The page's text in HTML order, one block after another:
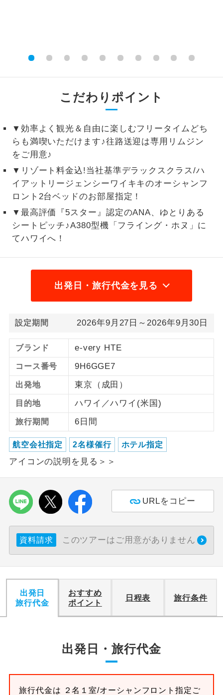
こだわりポイント
▼効率よく観光＆自由に楽しむフリータイムどち
らも満喫いただけます♪往路送迎は専用リムジン
をご用意♪
▼リゾート料金込!当社基準デラックスクラス/ハ
イアットリージェンシーワイキキのオーシャンフ
ロント2台ベッドのお部屋指定！
▼最高評価『5スター』認定のANA、ゆとりある
シートピッチ♪A380型機「フライング・ホヌ」に
てハワイへ！
出発日・旅行代金を見る
設定期間 2026年9月27日～2026年9月30日
ブランド e-very HTE
コース番号 9H6GGE7
出発地 東京（成田）
目的地 ハワイ／ハワイ(米国)
旅行期間 6日間
航空会社指定 2名様催行 ホテル指定
アイコンの説明を見る＞＞
URLをコピー
資料請求 このツアーはご用意がありません
出発日
旅行代金
おすすめ
ポイント
日程表 旅行条件
出発日・旅行代金
旅行代金は ２名１室/オーシャンフロント指定ご
供（2歳以上12歳未満）1,600円、幼児 1,600
円2026/11/22〜 大人（12歳以上）1,600
円、子供（2歳以上12歳未満）1,600円、幼児
1,600円国際観光旅客税
2026/8/8〜2026/8/9 大人（12歳以上）
3,000円、子供（2歳以上12歳未満）3,000円
3,000円、子供（2歳以上12歳未満）3,000円
2026/9/22〜2026/11/21 大人（12歳以上）
3,000円、子供（2歳以上12歳未満）3,000円
2026/11/22〜 大人（12歳以上）3,000円、
子供（2歳以上12歳未満）3,000円
です。
航空会社指定
利用航空会社が指定なので、ご出発の計
画にとても便利です。
ホテル指定
ご紹介するホテルを指定したコースで
す。